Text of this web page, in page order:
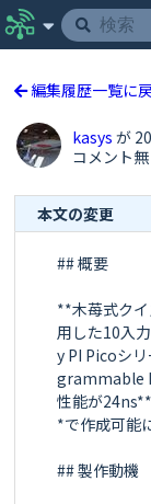
編集履歴一覧に
kasysが
コメント無
本文の変更
## 概要
**木苺式ク
用した10入
y PI Picoシ
grammable
性能が
*で作成可能
## 製作動機